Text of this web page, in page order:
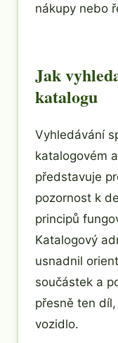
nákupy nebo
Jak
katalogu
Vyhledávání
katalogovém
představuje
pozornost k
principů
Katalogový
usnadnil
součástek a
přesně ten
vozidlo.